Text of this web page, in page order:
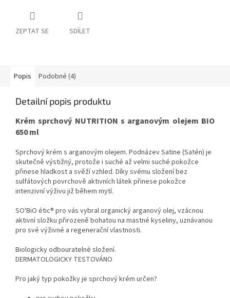
ZEPTAT SE SDÍLET
Popis Podobné (4)
Detailní popis produktu
Krém sprchový NUTRITION s arganovým olejem BIO
650 ml
Sprchový krém s arganovým olejem. Podnázev Satine (Satén) je
skutečně výstižný, protože i suché až velmi suché pokožce
přinese hladkost a svěží vzhled. Díky svému složení bez
sulfátových povrchově aktivních látek přinese pokožce
intenzivní výživu již během mytí.
SO'BiO étic® pro vás vybral organický arganový olej, vzácnou
aktivní složku přirozeně bohatou na mastné kyseliny, uznávanou
pro své výživné a regenerační vlastnosti.
Biologicky odbouratelné složení.
DERMATOLOGICKY TESTOVÁNO
Pro jaký typ pokožky je sprchový krém určen?